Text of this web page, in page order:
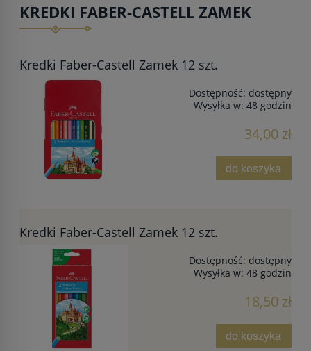
KREDKI FABER-CASTELL ZAMEK
Kredki Faber-Castell Zamek 12 szt.
Dostępność: dostępny
Wysyłka w: 48 godzin
34,00 zł
do koszyka
Kredki Faber-Castell Zamek 12 szt.
Dostępność: dostępny
Wysyłka w: 48 godzin
18,50 zł
do koszyka